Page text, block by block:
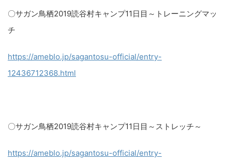
〇サガン鳥栖2019読谷村キャンプ11日目～トレーニングマッ
チ
https://ameblo.jp/sagantosu-official/entry-
12436712368.html
〇サガン鳥栖2019読谷村キャンプ11日目～ストレッチ～
https://ameblo.jp/sagantosu-official/entry-